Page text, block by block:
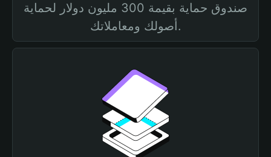
صندوق حماية بقيمة 300 مليون دولار لحماية
أصولك ومعاملاتك.